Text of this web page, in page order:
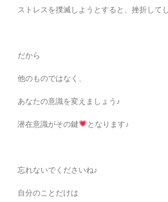
ストレスを撲滅しようとすると、挫折して
だから
他のものではなく、
あなたの意識を変えましょう♪
潜在意識がその鍵 となります♪
忘れないでくださいね♪
自分のことだけは